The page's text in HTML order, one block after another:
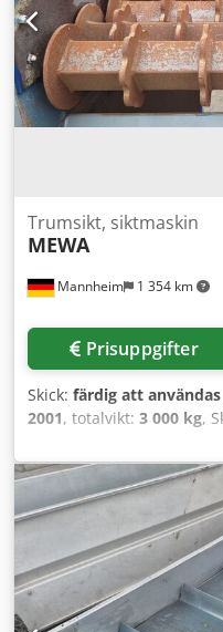
Mannheim 1 354 km
Trumsikt, siktmaskin
MEWA
Prisuppgifter
Skick: färdig att
2001, totalvikt: 3 000 kg,
2600 mm, siktbredd: ca
(förskjutet ca 85 mm),
längd: 3450 mm, total
vikt: ca 2500 kg,
helt nya, Dsdszmav
driftsklart skick, ingen